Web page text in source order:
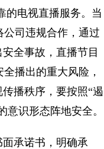
的电视直播服务。当
司违规合作，通过
全事故，直播节目
播出的重大风险，
播秩序，要按照“遏
识形态阵地安全。
承诺书，明确承